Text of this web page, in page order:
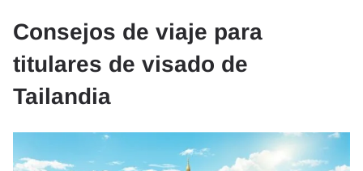
Consejos de viaje para
titulares de visado de
Tailandia